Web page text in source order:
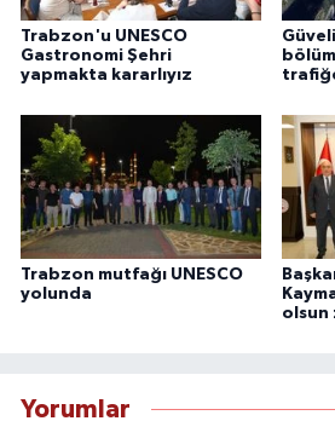
Trabzon'u UNESCO
Gastronomi Şehri
yapmakta kararlıyız
Trabzon mutfağı UNESCO
yolunda
olsun
Yorumlar